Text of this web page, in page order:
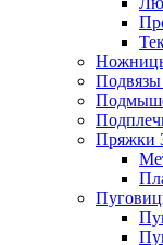
Подвязы
Пряжки